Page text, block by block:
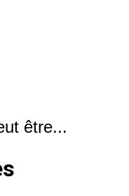
être...